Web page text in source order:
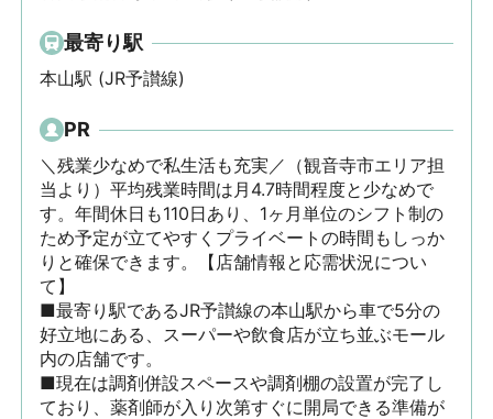
最寄り駅
本山駅 (JR予讃線)
PR
＼残業少なめで私生活も充実／（観音寺市エリア担
当より）平均残業時間は月4.7時間程度と少なめで
す。年間休日も110日あり、1ヶ月単位のシフト制の
ため予定が立てやすくプライベートの時間もしっか
りと確保できます。【店舗情報と応需状況につい
て】
■最寄り駅であるJR予讃線の本山駅から車で5分の
好立地にある、スーパーや飲食店が立ち並ぶモール
内の店舗です。
■現在は調剤併設スペースや調剤棚の設置が完了し
ており、薬剤師が入り次第すぐに開局できる準備が